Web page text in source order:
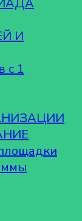
И
с 1